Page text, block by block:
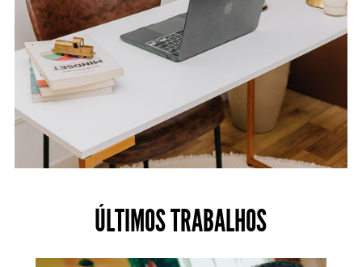
ÚLTIMOS TRABALHOS